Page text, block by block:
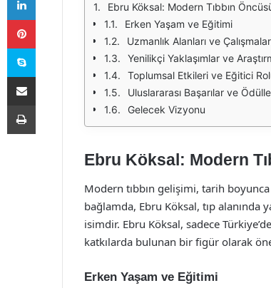
Ebru Köksal: Modern Tıbbın
Erken Yaşam ve Eğitimi
Uzmanlık Alanları ve
Yenilikçi Yaklaşımlar ve
Toplumsal Etkileri ve Eğitici
Uluslararası Başarılar ve
Gelecek Vizyonu
Ebru Köksal: Modern
Modern tıbbın gelişimi, tarih
bağlamda, Ebru Köksal, tıp alanında
isimdir. Ebru Köksal, sadece
katkılarda bulunan bir figür olarak
Erken Yaşam ve Eğitimi
Pinterest
Skype
E-Posta ile paylaş